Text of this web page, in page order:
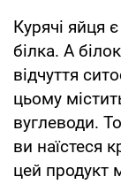
Курячі яйця
білка. А
відчуття
цьому
вуглеводи.
ви наїстеся
цей